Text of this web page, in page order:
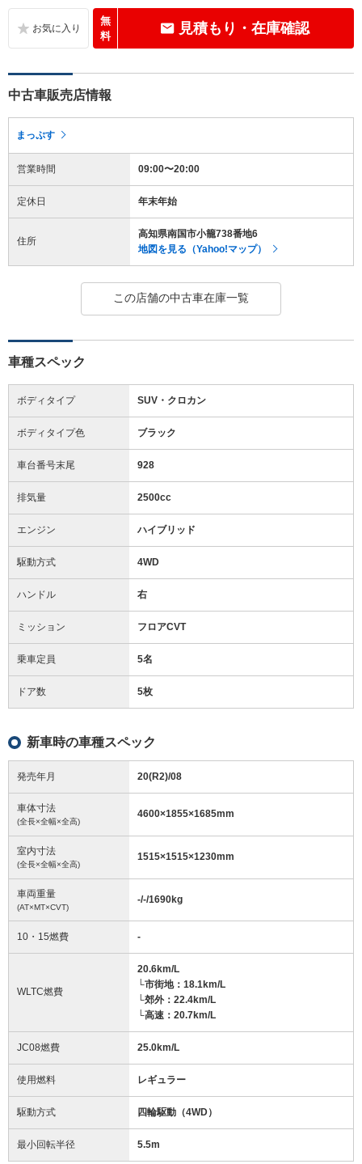
無
料
見積もり・在庫確認
中古車販売店情報
まっぷす
営業時間 09:00〜20:00
定休日 年末年始
住所
高知県南国市小籠738番地6
地図を見る（Yahoo!マップ）
この店舗の中古車在庫一覧
車種スペック
ボディタイプ SUV・クロカン
ボディタイプ色 ブラック
車台番号末尾 928
排気量 2500cc
エンジン ハイブリッド
駆動方式 4WD
ハンドル 右
ミッション フロアCVT
乗車定員 5名
ドア数 5枚
新車時の車種スペック
発売年月 20(R2)/08
車体寸法
(全長×全幅×全高)
4600×1855×1685mm
室内寸法
(全長×全幅×全高)
1515×1515×1230mm
車両重量
(AT×MT×CVT)
-/-/1690kg
10・15燃費 -
WLTC燃費
20.6km/L
└市街地：18.1km/L
└郊外：22.4km/L
└高速：20.7km/L
JC08燃費 25.0km/L
使用燃料 レギュラー
駆動方式 四輪駆動（4WD）
最小回転半径 5.5m